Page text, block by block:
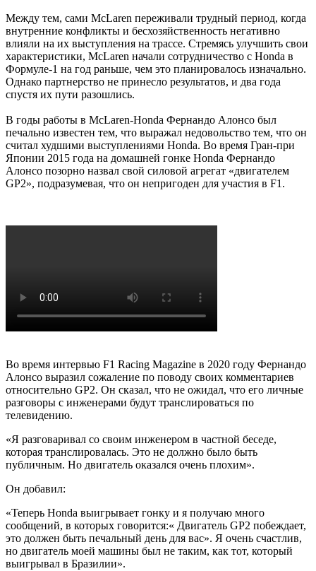
Между тем, сами McLaren переживали трудный период, когда
внутренние конфликты и бесхозяйственность негативно
влияли на их выступления на трассе. Стремясь улучшить свои
характеристики, McLaren начали сотрудничество с Honda в
Формуле-1 на год раньше, чем это планировалось изначально.
Однако партнерство не принесло результатов, и два года
спустя их пути разошлись.
В годы работы в McLaren-Honda Фернандо Алонсо был
печально известен тем, что выражал недовольство тем, что он
считал худшими выступлениями Honda. Во время Гран-при
Японии 2015 года на домашней гонке Honda Фернандо
Алонсо позорно назвал свой силовой агрегат «двигателем
GP2», подразумевая, что он непригоден для участия в F1.
Во время интервью F1 Racing Magazine в 2020 году Фернандо
Алонсо выразил сожаление по поводу своих комментариев
относительно GP2. Он сказал, что не ожидал, что его личные
разговоры с инженерами будут транслироваться по
телевидению.
«Я разговаривал со своим инженером в частной беседе,
которая транслировалась. Это не должно было быть
публичным. Но двигатель оказался очень плохим».
Он добавил:
«Теперь Honda выигрывает гонку и я получаю много
сообщений, в которых говорится:« Двигатель GP2 побеждает,
это должен быть печальный день для вас». Я очень счастлив,
но двигатель моей машины был не таким, как тот, который
выигрывал в Бразилии».